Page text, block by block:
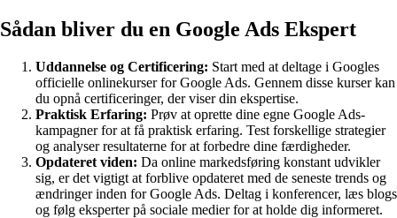
Sådan bliver du en Google Ads Ekspert
Uddannelse og Certificering: Start med at deltage i Googles
officielle onlinekurser for Google Ads. Gennem disse kurser kan
du opnå certificeringer, der viser din ekspertise.
Praktisk Erfaring: Prøv at oprette dine egne Google Ads-
kampagner for at få praktisk erfaring. Test forskellige strategier
og analyser resultaterne for at forbedre dine færdigheder.
Opdateret viden: Da online markedsføring konstant udvikler
sig, er det vigtigt at forblive opdateret med de seneste trends og
ændringer inden for Google Ads. Deltag i konferencer, læs blogs
og følg eksperter på sociale medier for at holde dig informeret.